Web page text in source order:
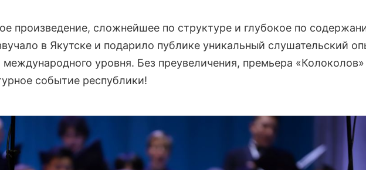
произведение, сложнейшее по структуре и глубокое по
в Якутске и подарило публике уникальный слушательский
уровня. Без преувеличения, премьера
событие республики!